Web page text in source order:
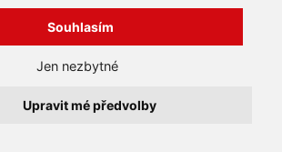
Souhlasím
Jen nezbytné
Upravit mé předvolby